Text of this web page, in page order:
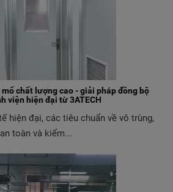
chất lượng cao - giải pháp đồng bộ
viện hiện đại từ 3ATECH
hiện đại, các tiêu chuẩn về vô trùng,
an toàn và kiểm...